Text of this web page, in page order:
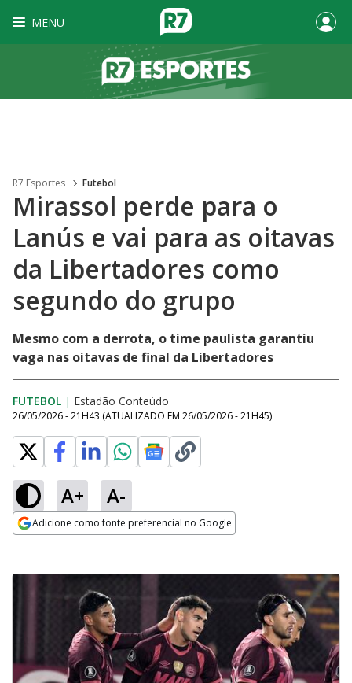
MENU
R7 Esportes Futebol
Mirassol perde para o
Lanús e vai para as oitavas
da Libertadores como
segundo do grupo
Mesmo com a derrota, o time paulista garantiu
vaga nas oitavas de final da Libertadores
FUTEBOL | Estadão Conteúdo
26/05/2026 - 21H43 (ATUALIZADO EM 26/05/2026 - 21H45)
A+ A-
Adicione como fonte preferencial no Google